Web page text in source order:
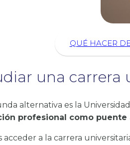
QUÉ HACER
una carrera
alternativa es la
profesional como puente
acceder a la carrera